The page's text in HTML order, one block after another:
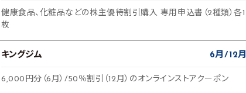
健康食品、化粧品などの株主優待割引購入 専用申込書（2種類）各1
枚
キングジム 6月 12月
6,000円分（6月）/50％割引（12月）のオンラインストアクーポン